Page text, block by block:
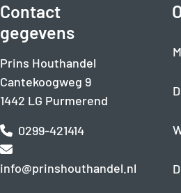
Contact
gegevens
Prins Houthandel
Cantekoogweg 9
1442 LG Purmerend
0299-421414
info@prinshouthandel.nl